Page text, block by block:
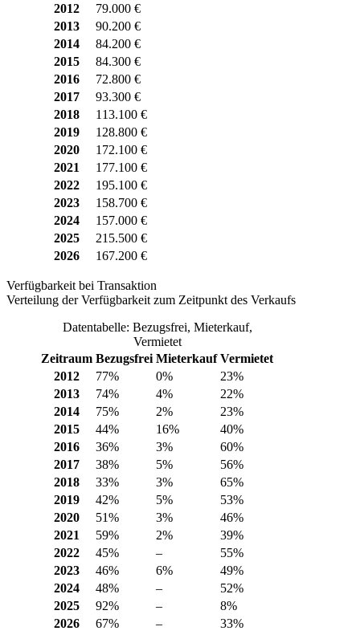
2012
79.000 €
2013
90.200 €
2014
84.200 €
2015
84.300 €
2016
72.800 €
2017
93.300 €
2018
113.100 €
2019
128.800 €
2020
172.100 €
2021
177.100 €
2022
195.100 €
2023
158.700 €
2024
157.000 €
2025
215.500 €
2026
167.200 €
Verfügbarkeit bei Transaktion
Verteilung der Verfügbarkeit zum Zeitpunkt des Verkaufs
Datentabelle: Bezugsfrei, Mieterkauf,
Vermietet
Zeitraum Bezugsfrei Mieterkauf Vermietet
2012
77% 0%
23%
2013
74% 4%
22%
2014
75% 2%
23%
2015
44% 16%
40%
2016
36% 3%
60%
2017
38% 5%
56%
2018
33% 3%
65%
2019
42% 5%
53%
2020
51% 3%
46%
2021
59% 2%
39%
2022
45% –
55%
2023
46% 6%
49%
2024
48% –
52%
2025
92% –
8%
2026
67% – 33%